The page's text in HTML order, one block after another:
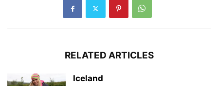
RELATED ARTICLES
Iceland